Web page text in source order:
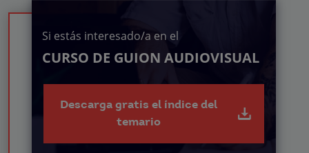
Si estás interesado/a en el
CURSO DE GUION AUDIOVISUAL
Descarga gratis el índice del
temario